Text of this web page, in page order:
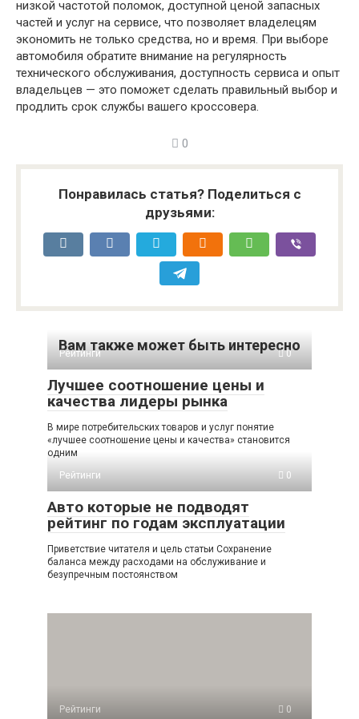
низкой частотой поломок, доступной ценой запасных
частей и услуг на сервисе, что позволяет владелецям
экономить не только средства, но и время. При выборе
автомобиля обратите внимание на регулярность
технического обслуживания, доступность сервиса и опыт
владельцев — это поможет сделать правильный выбор и
продлить срок службы вашего кроссовера.
0
Понравилась статья? Поделиться с
друзьями:
Вам также может быть интересно
Рейтинги 0
Лучшее соотношение цены и
качества лидеры рынка
В мире потребительских товаров и услуг понятие
«лучшее соотношение цены и качества» становится
одним
Рейтинги
0
Авто которые не подводят
рейтинг по годам эксплуатации
Приветствие читателя и цель статьи Сохранение
баланса между расходами на обслуживание и
безупречным постоянством
Рейтинги 0